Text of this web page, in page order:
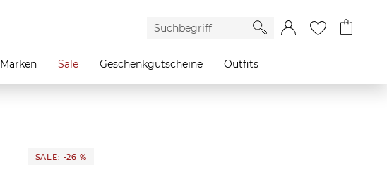
Marken Sale Geschenkgutscheine Outfits
SALE: -26 %